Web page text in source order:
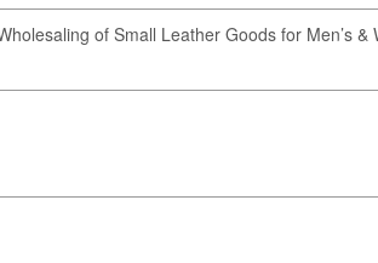
of Small Leather Goods for Men’s &